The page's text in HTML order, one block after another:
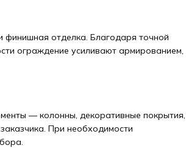
финишная отделка. Благодаря точной
ограждение усиливают армированием,
— колонны, декоративные покрытия,
При необходимости